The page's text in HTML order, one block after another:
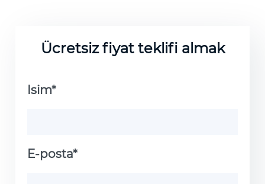
Ücretsiz fiyat teklifi almak
Isim*
E-posta*